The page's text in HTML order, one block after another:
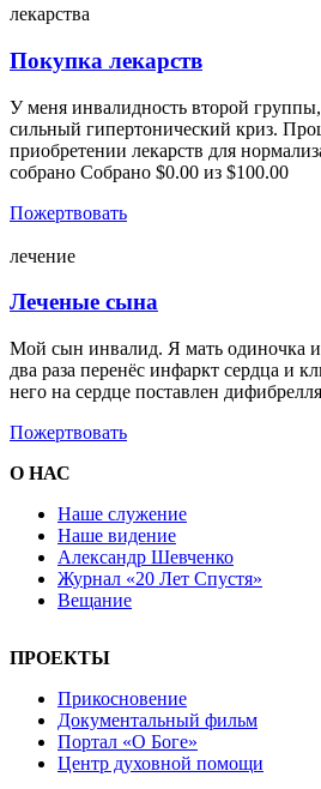
лекарства
Покупка лекарств
У меня инвалидность второй
сильный гипертонический криз.
приобретении лекарств для
собрано Собрано $0.00 из $100.00
Пожертвовать
лечение
Леченые сына
Мой сын инвалид. Я мать одиночка
два раза перенёс инфаркт сердца и
него на сердце поставлен
Пожертвовать
О НАС
Наше служение
Наше видение
Александр Шевченко
Журнал «20 Лет Спустя»
Вещание
ПРОЕКТЫ
Прикосновение
Документальный фильм
Портал «О Боге»
Центр духовной помощи